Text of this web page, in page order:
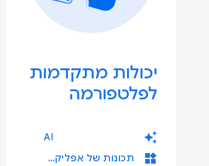
יכולות מתקדמות
לפלטפורמה
auto_awesome
AI
widgets תכונות של אפליקציית אינטרנט